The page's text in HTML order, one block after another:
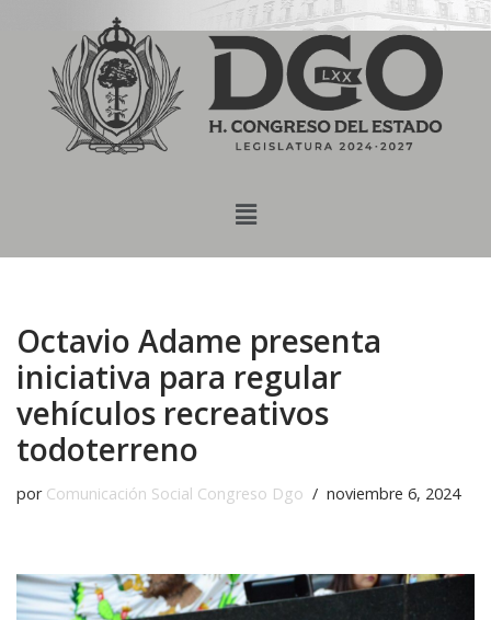
Saltar
contenido
Octavio Adame presenta
iniciativa para regular
vehículos recreativos
todoterreno
por Comunicación Social Congreso Dgo noviembre 6, 2024